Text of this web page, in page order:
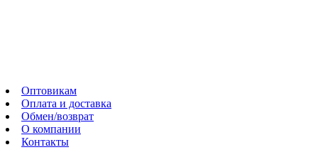
Оптовикам
Оплата и доставка
Обмен/возврат
О компании
Контакты